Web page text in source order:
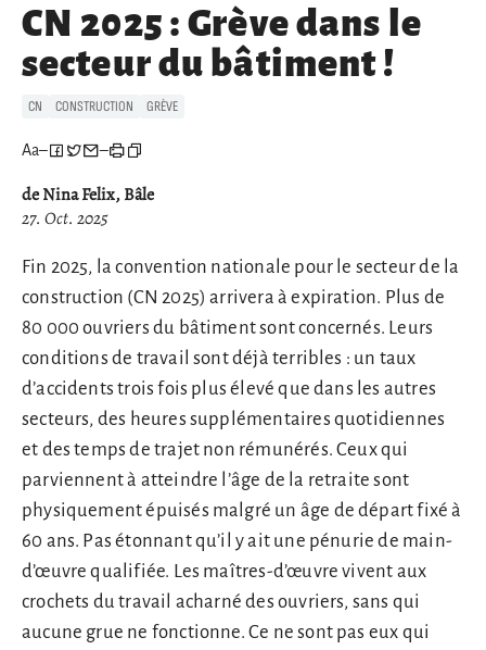
CN 2025 : Grève dans le
secteur du bâtiment !
CN CONSTRUCTION GRÈVE
Aa– –
de Nina Felix, Bâle
27. Oct. 2025
Fin 2025, la convention nationale pour le secteur de la
construction (CN 2025) arrivera à expiration. Plus de
80 000 ouvriers du bâtiment sont concernés. Leurs
conditions de travail sont déjà terribles : un taux
d’accidents trois fois plus élevé que dans les autres
secteurs, des heures supplémentaires quotidiennes
et des temps de trajet non rémunérés. Ceux qui
parviennent à atteindre l’âge de la retraite sont
physiquement épuisés malgré un âge de départ fixé à
60 ans. Pas étonnant qu’il y ait une pénurie de main-
d’œuvre qualifiée. Les maîtres-d’œuvre vivent aux
crochets du travail acharné des ouvriers, sans qui
aucune grue ne fonctionne. Ce ne sont pas eux qui